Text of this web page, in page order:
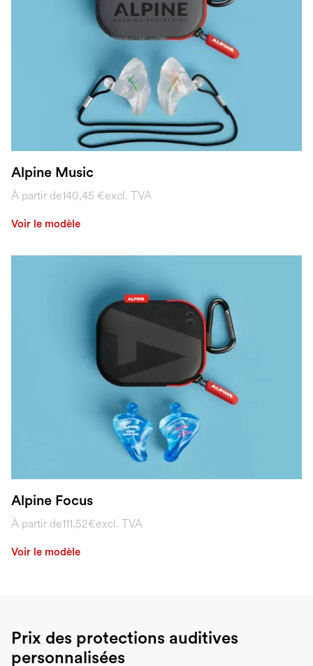
Alpine Music
À partir de140,45 €excl. TVA
Voir le modèle
Alpine Focus
À partir de111,52€excl. TVA
Voir le modèle
Prix des protections auditives
personnalisées